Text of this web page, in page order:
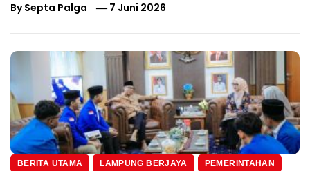
BySepta Palga 7 Juni 2026
BERITA UTAMA LAMPUNG BERJAYA
PEMERINTAHAN